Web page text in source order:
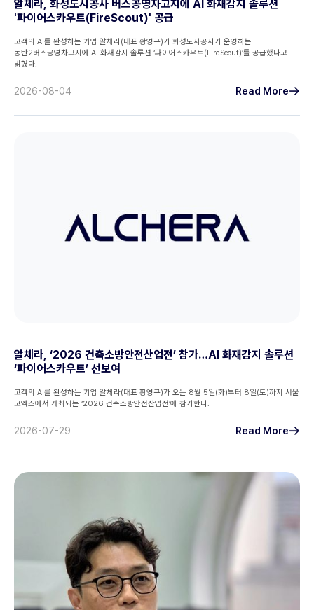
알체라, 화성도시공사 버스공영차고지에 AI 화재감지 솔루션
'파이어스카우트(FireScout)' 공급
고객의 AI를 완성하는 기업 알체라(대표 황영규)가 화성도시공사가 운영하는
동탄2버스공영차고지에 AI 화재감지 솔루션 ‘파이어스카우트(FireScout)’를 공급했다고
밝혔다.
2026-08-04 Read More
알체라, ‘2026 건축소방안전산업전’ 참가…AI 화재감지 솔루션
‘파이어스카우트’ 선보여
고객의 AI를 완성하는 기업 알체라(대표 황영규)가 오는 8월 5일(화)부터 8일(토)까지 서울
코엑스에서 개최되는 ‘2026 건축소방안전산업전’에 참가한다.
2026-07-29 Read More